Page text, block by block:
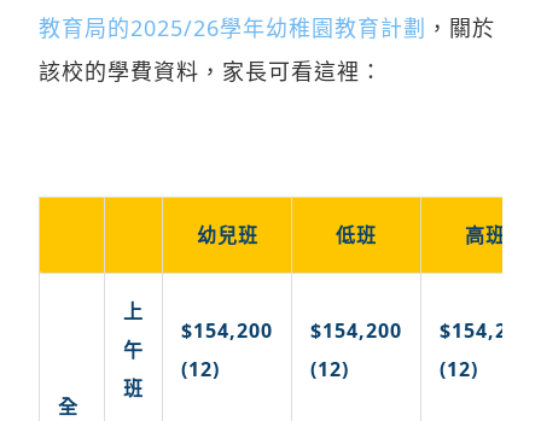
教育局的2025/26學年幼稚園教育計劃 ，關於
該校的學費資料，家長可看這裡：
幼兒班 低班 高班
全
上
午
班
$154,200
(12)
$154,200
(12)
$154,200
(12)